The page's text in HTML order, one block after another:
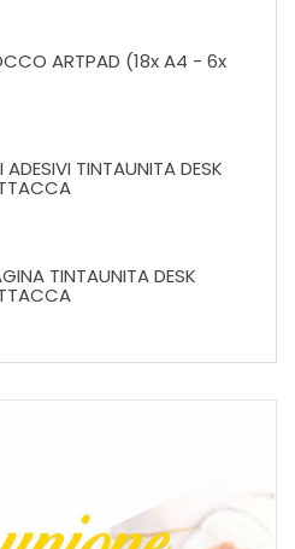
ARTPAD (18x A4 - 6x
ADESIVI TINTAUNITA DESK
TINTAUNITA DESK